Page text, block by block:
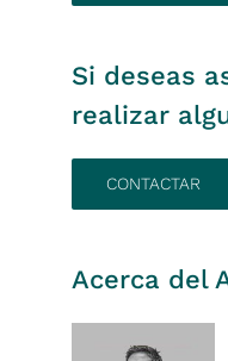
Si deseas
realizar
CONTACTAR
Acerca del